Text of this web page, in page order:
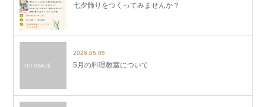
七夕飾りをつくってみませんか？
2026.05.05
5月の料理教室について